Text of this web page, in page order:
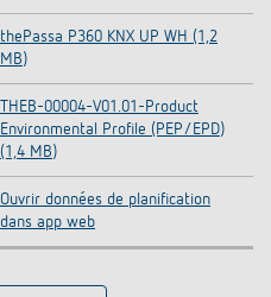
thePassa P360 KNX UP WH (1,2
MB)
THEB-00004-V01.01-Product
Environmental Profile (PEP/EPD)
(1,4 MB)
Ouvrir données de planification
dans app web